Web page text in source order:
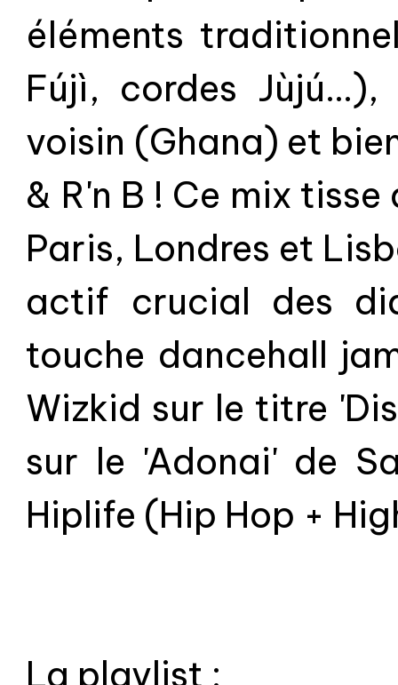
éléments
Fújì, cordes
voisin (Ghana) et
& R'n B ! Ce mix
Paris, Londres et
actif crucial des
touche dancehall
Wizkid sur le titre
sur le 'Adonai' de
Hiplife (Hip Hop +
La playlist :